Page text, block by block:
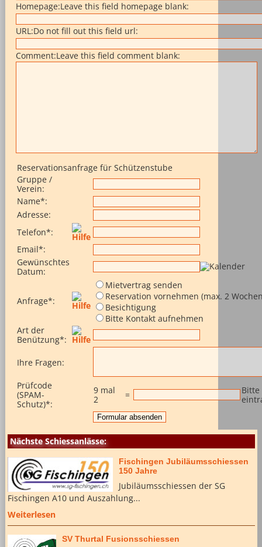
Homepage:Leave this field homepage blank:
URL:Do not fill out this field url:
Comment:Leave this field comment blank:
Reservationsanfrage für Schützenstube
Gruppe /
Verein:
Name*:
Adresse:
Telefon*:
Email*:
Gewünschtes
Datum:
Anfrage*:
Mietvertrag senden
Reservation vornehmen (max. 2
Besichtigung
Bitte Kontakt aufnehmen
Art der
Benützung*:
Ihre Fragen:
Prüfcode
(SPAM-
Schutz)*:
9 mal
2
=
Bitte
Nächste Schiessanlässe:
Fischingen Jubiläumsschiessen
150 Jahre
Jubiläumsschiessen der SG
Fischingen A10 und Auszahlung...
Weiterlesen
SV Thurtal Fusionsschiessen